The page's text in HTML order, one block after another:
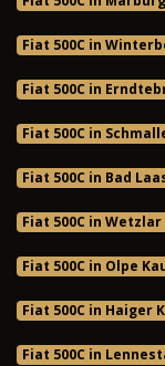
Fiat 500C in
Fiat 500C in
Fiat 500C in
Fiat 500C in Bad
Fiat 500C in
Fiat 500C in Olpe
Fiat 500C in Haiger
Fiat 500C in